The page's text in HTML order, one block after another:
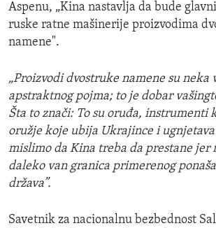
Aspenu, „Kina nastavlja da bude
ruske ratne mašinerije proizvodima
namene".
„Proizvodi dvostruke namene su neka
apstraktnog pojma; to je dobar
Šta to znači: To su oruđa, instrumenti
oružje koje ubija Ukrajince i
mislimo da Kina treba da prestane jer
daleko van granica primerenog
država”.
Savetnik za nacionalnu bezbednost